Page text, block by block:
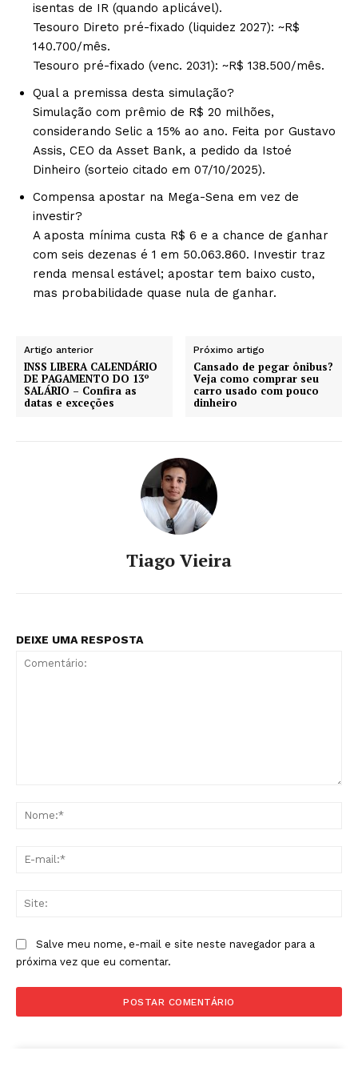
isentas de IR (quando aplicável).
Tesouro Direto pré-fixado (liquidez 2027): ~R$
140.700/mês.
Tesouro pré-fixado (venc. 2031): ~R$ 138.500/mês.
Qual a premissa desta simulação?
Simulação com prêmio de R$ 20 milhões,
considerando Selic a 15% ao ano. Feita por Gustavo
Assis, CEO da Asset Bank, a pedido da Istoé
Dinheiro (sorteio citado em 07/10/2025).
Compensa apostar na Mega-Sena em vez de
investir?
A aposta mínima custa R$ 6 e a chance de ganhar
com seis dezenas é 1 em 50.063.860. Investir traz
renda mensal estável; apostar tem baixo custo,
mas probabilidade quase nula de ganhar.
Artigo anterior
INSS LIBERA CALENDÁRIO
DE PAGAMENTO DO 13º
SALÁRIO – Confira as
datas e exceções
Próximo artigo
Cansado de pegar ônibus?
Veja como comprar seu
carro usado com pouco
dinheiro
Tiago Vieira
DEIXE UMA RESPOSTA
Salve meu nome, e-mail e site neste navegador para a
próxima vez que eu comentar.